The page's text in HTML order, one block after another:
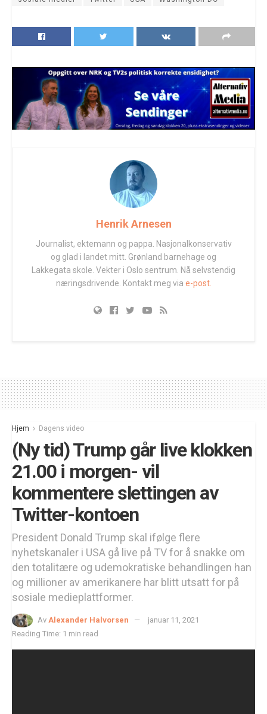
Henrik Arnesen
Journalist, ektemann og pappa. Nasjonalkonservativ
og glad i landet mitt. Grønland barnehage og
Lakkegata skole. Vekter i Oslo sentrum. Nå selvstendig
næringsdrivende. Kontakt meg via e-post.
Hjem Dagens video
(Ny tid) Trump går live klokken
21.00 i morgen- vil
kommentere slettingen av
Twitter-kontoen
President Donald Trump skal ifølge flere
nyhetskanaler i USA gå live på TV for å snakke om
den totalitære og udemokratiske behandlingen han
og millioner av amerikanere har blitt utsatt for på
sosiale medieplattformer.
Av Alexander Halvorsen
januar 11, 2021
Reading Time: 1 min read